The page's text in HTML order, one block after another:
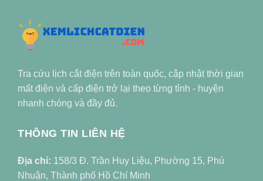
Tra cứu lịch cắt điện trên toàn quốc, cập nhật thời gian
mất điện và cấp điện trở lại theo từng tỉnh - huyện
nhanh chóng và đầy đủ.
THÔNG TIN LIÊN HỆ
Địa chỉ: 158/3 Đ. Trần Huy Liệu, Phường 15, Phú
Nhuận, Thành phố Hồ Chí Minh